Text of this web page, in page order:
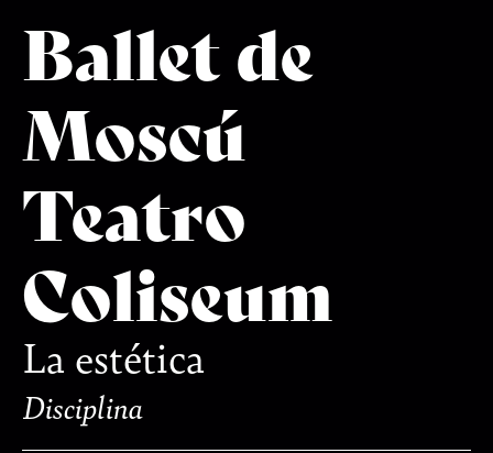
Ballet de
Moscú
Teatro
Coliseum
La estética
Disciplina